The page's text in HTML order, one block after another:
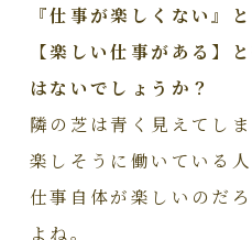
『仕事が楽しくない』
【楽しい仕事がある】
はないでしょうか？
隣の芝は青く見えてしま
楽しそうに働いている
仕事自体が楽しいのだ
よね。